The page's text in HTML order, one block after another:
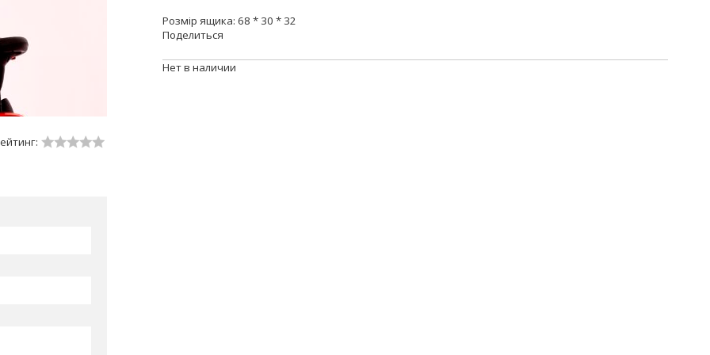
Розмір ящика: 68 * 30 * 32
Поделиться
Нет в наличии